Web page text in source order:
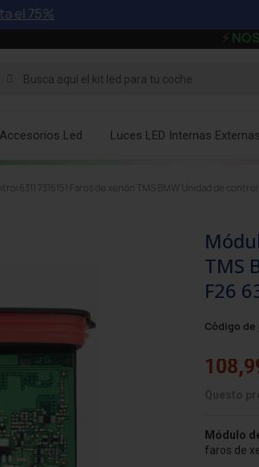
NOS
Accesorios Led Luces LED Internas Externas
6311 7316151 Faros de xenón TMS BMW Unidad de control
TMS
F26
Código
Módulo
faros de